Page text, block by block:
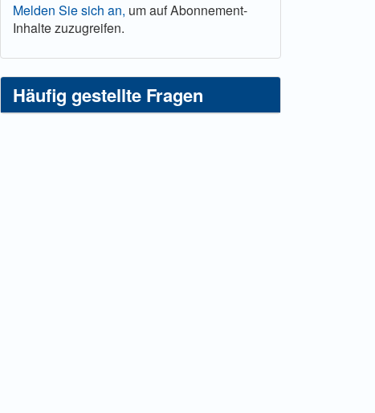
Melden Sie sich an, um auf Abonnement-
Inhalte zuzugreifen.
Häufig gestellte Fragen